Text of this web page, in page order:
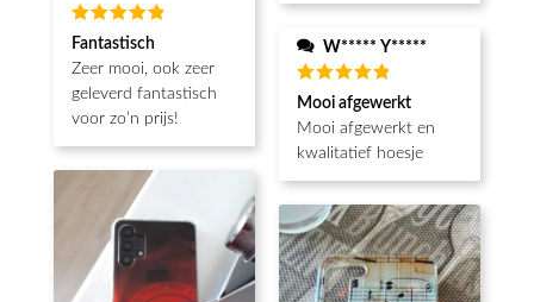
Beoordeeld
5 van de 5
Fantastisch
Zeer mooi, ook zeer
geleverd fantastisch
voor zo’n prijs!
W***** Y*****
Beoordeeld
5 van de 5
Mooi afgewerkt
Mooi afgewerkt en
kwalitatief hoesje